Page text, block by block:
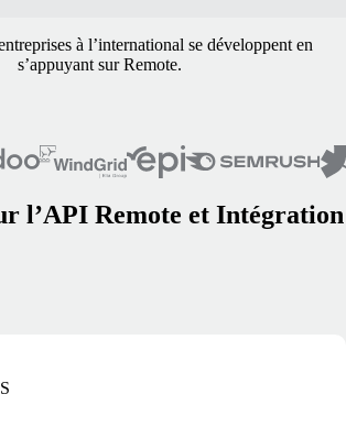
à l’international se développent en
s’appuyant sur Remote.
l’API Remote et Intégration